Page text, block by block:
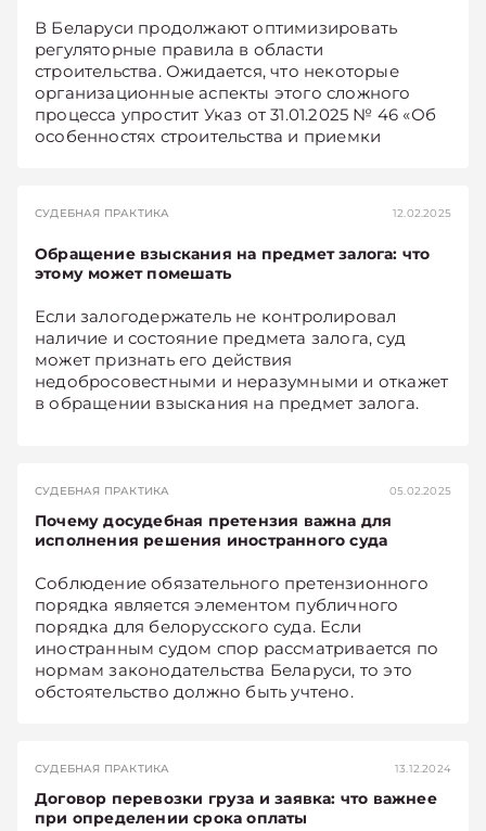
В Беларуси продолжают оптимизировать
регуляторные правила в области
строительства. Ожидается, что некоторые
организационные аспекты этого сложного
процесса упростит Указ от 31.01.2025 № 46 «Об
особенностях строительства и приемки
СУДЕБНАЯ ПРАКТИКА 12.02.2025
Обращение взыскания на предмет залога: что
этому может помешать
Если залогодержатель не контролировал
наличие и состояние предмета залога, суд
может признать его действия
недобросовестными и неразумными и откажет
в обращении взыскания на предмет залога.
СУДЕБНАЯ ПРАКТИКА 05.02.2025
Почему досудебная претензия важна для
исполнения решения иностранного суда
Соблюдение обязательного претензионного
порядка является элементом публичного
порядка для белорусского суда. Если
иностранным судом спор рассматривается по
нормам законодательства Беларуси, то это
обстоятельство должно быть учтено.
нашей стране.
СУДЕБНАЯ ПРАКТИКА 13.12.2024
Договор перевозки груза и заявка: что важнее
при определении срока оплаты